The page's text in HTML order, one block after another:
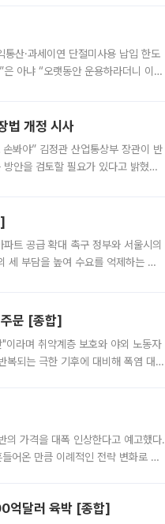
산·과세이연 단절미사용 납입 한도
아냐 “오랫동안 운용하라더니 이제
법 개정 시사
봐야” 김정관 산업통상부 장관이 반
안을 검토할 필요가 있다고 밝혔다.
트 공급 확대 촉구 정부와 서울시의
세 부담을 높여 수요를 억제하는 카
문 [종합]
라며 취약계층 보호와 야외 노동자
복되는 극한 기후에 대비해 폭염 대응
의 가격을 대폭 인상한다고 예고했다.
어온 만큼 이례적인 전략 변화로 평
억달러 육박 [종합]